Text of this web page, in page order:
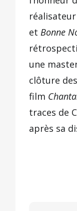
etBonne
une
clôture
film
traces de
après sa